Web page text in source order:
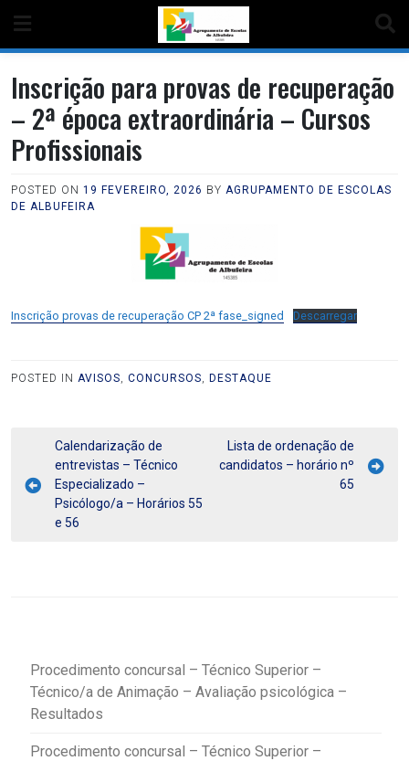
Inscrição para provas de recuperação
– 2ª época extraordinária – Cursos
Profissionais
POSTED ON 19 FEVEREIRO, 2026 BY AGRUPAMENTO DE ESCOLAS
DE ALBUFEIRA
Inscrição provas de recuperação CP 2ª fase_signed Descarregar
POSTED IN AVISOS, CONCURSOS, DESTAQUE
Calendarização de
entrevistas – Técnico
Especializado –
Psicólogo/a – Horários 55
e 56
Lista de ordenação de
candidatos – horário nº
65
Procedimento concursal – Técnico Superior –
Técnico/a de Animação – Avaliação psicológica –
Resultados
Procedimento concursal – Técnico Superior –